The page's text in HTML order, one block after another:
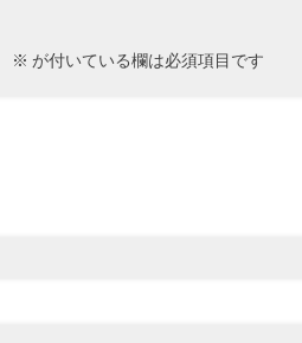
※ が付いている欄は必須項目です